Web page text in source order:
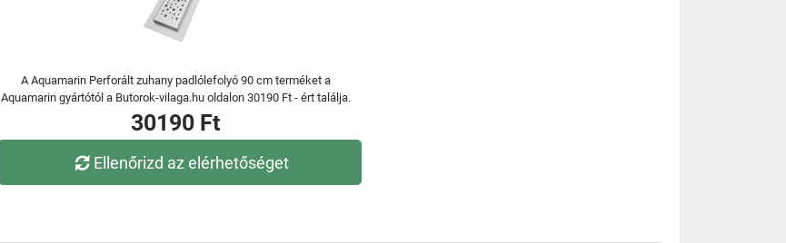
A Aquamarin Perforált zuhany padlólefolyó 90 cm terméket a
Aquamarin gyártótól a Butorok-vilaga.hu oldalon 30190 Ft - ért találja.
30190 Ft
Ellenőrizd az elérhetőséget